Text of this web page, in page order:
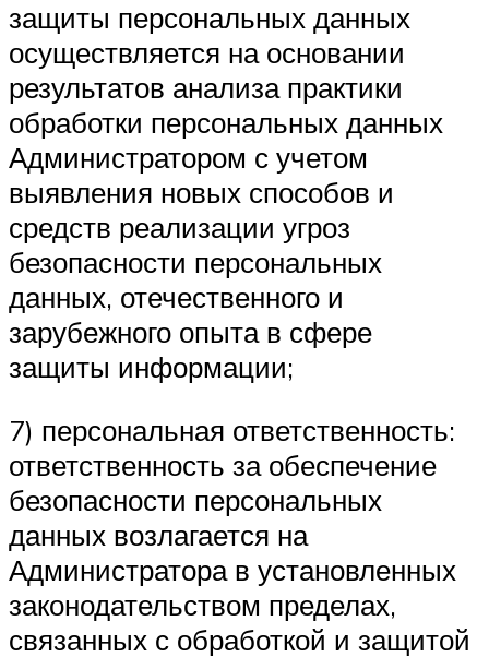
защиты персональных данных
осуществляется на основании
результатов анализа практики
обработки персональных данных
Администратором с учетом
выявления новых способов и
средств реализации угроз
безопасности персональных
данных, отечественного и
зарубежного опыта в сфере
защиты информации;
7) персональная ответственность:
ответственность за обеспечение
безопасности персональных
данных возлагается на
Администратора в установленных
законодательством пределах,
связанных с обработкой и защитой